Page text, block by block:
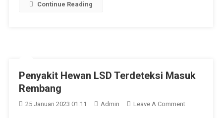
Continue Reading
Penyakit Hewan LSD Terdeteksi Masuk
Rembang
25 Januari 2023 01:11 Admin Leave A CommentOn